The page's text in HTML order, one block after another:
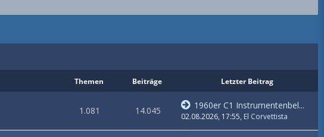
Themen Beiträge Letzter Beitrag
1.081 14.045 1960er C1 Instrumentenbel...
02.08.2026, 17:55, El Corvettista